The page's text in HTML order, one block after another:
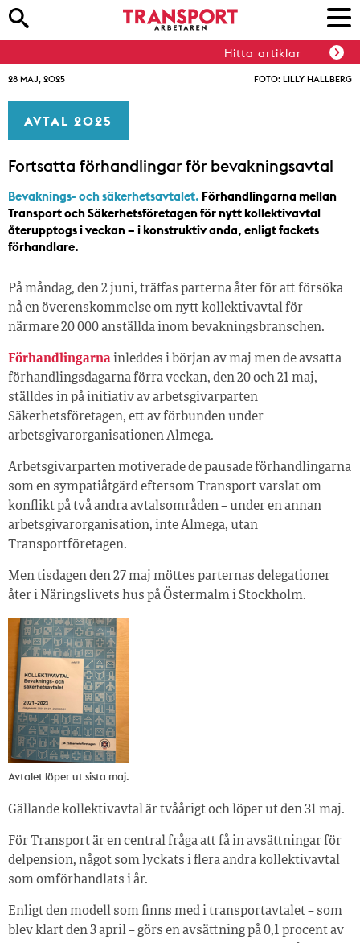
Hitta artiklar
28 MAJ, 2025 FOTO: LILLY HALLBERG
AVTAL 2025
Fortsatta förhandlingar för bevakningsavtal
Bevaknings- och säkerhetsavtalet. Förhandlingarna mellan
Transport och Säkerhetsföretagen för nytt kollektivavtal
återupptogs i veckan – i konstruktiv anda, enligt fackets
förhandlare.
På måndag, den 2 juni, träffas parterna åter för att försöka
nå en överenskommelse om nytt kollektivavtal för
närmare 20 000 anställda inom bevakningsbranschen.
Förhandlingarnainleddes i början av maj men de avsatta
förhandlingsdagarna förra veckan, den 20 och 21 maj,
ställdes in på initiativ av arbetsgivarparten
Säkerhetsföretagen, ett av förbunden under
arbetsgivarorganisationen Almega.
Arbetsgivarparten motiverade de pausade förhandlingarna
som en sympatiåtgärd eftersom Transport varslat om
konflikt på två andra avtalsområden – under en annan
arbetsgivarorganisation, inte Almega, utan
Transportföretagen.
Men tisdagen den 27 maj möttes parternas delegationer
åter i Näringslivets hus på Östermalm i Stockholm.
Avtalet löper ut sista maj.
Gällande kollektivavtal är tvåårigt och löper ut den 31 maj.
För Transport är en central fråga att få in avsättningar för
delpension, något som lyckats i flera andra kollektivavtal
som omförhandlats i år.
Enligt den modell som finns med i transportavtalet – som
blev klart den 3 april – görs en avsättning på 0,1 procent av